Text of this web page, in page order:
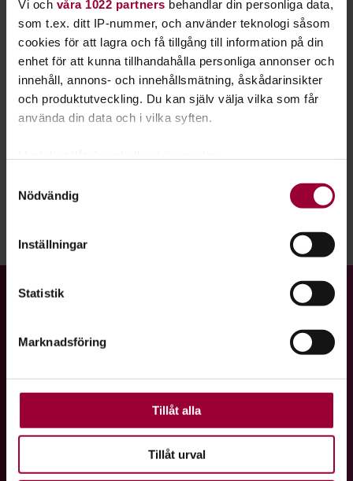
Vi och våra 1022 partners behandlar din personliga data,
som t.ex. ditt IP-nummer, och använder teknologi såsom
cookies för att lagra och få tillgång till information på din
enhet för att kunna tillhandahålla personliga annonser och
innehåll, annons- och innehållsmätning, åskådarinsikter
och produktutveckling. Du kan själv välja vilka som får
använda din data och i vilka syften.
som kan ha en noggrannhet på upp till flera meter
Ta reda på mer om hur dina personliga uppgifter
Du kan ändra eller dra tillbaka ditt samtycke när som
För att du ska få en så bra upplevelse som möjligt
Nödvändig
Inställningar
Statistik
Marknadsföring
Tillåt alla
Tillåt urval
lokaler på Nordost.
Vi har sedan 2023 genomfört cykelkurser för vuxna som vill
lära sig cykla, med Cykelfrämjandets metodFrihet på cykel.
Besök Cykelköket Gävle på Facebook!
Senast ändrad:
Dela: E-mail
Gå till studiefrämjandets startsida
Vi är ett av Sveriges största studieförbund med ett brett
utbud av studiecirklar, utbildningar, kulturarrangemang och
föreläsningar.
GENVÄGAR
Kontakta oss